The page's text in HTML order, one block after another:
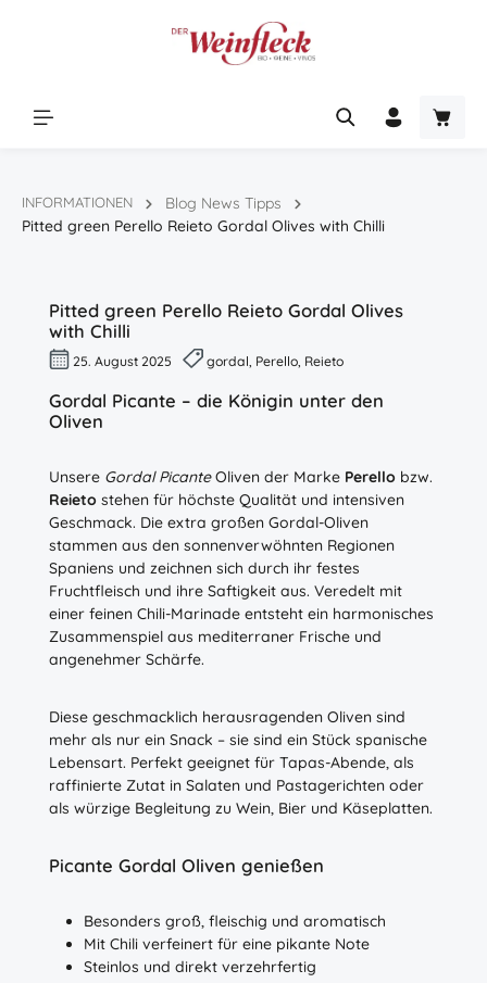
INFORMATIONEN
Blog News Tipps
Pitted green Perello Reieto Gordal Olives with Chilli
Pitted green Perello Reieto Gordal Olives
with Chilli
25. August 2025 gordal, Perello, Reieto
Gordal Picante – die Königin unter den
Oliven
Unsere Gordal PicanteOliven der Marke Perello bzw.
Reieto stehen für höchste Qualität und intensiven
Geschmack. Die extra großen Gordal-Oliven
stammen aus den sonnenverwöhnten Regionen
Spaniens und zeichnen sich durch ihr festes
Fruchtfleisch und ihre Saftigkeit aus. Veredelt mit
einer feinen Chili-Marinade entsteht ein harmonisches
Zusammenspiel aus mediterraner Frische und
angenehmer Schärfe.
Diese geschmacklich herausragenden Oliven sind
mehr als nur ein Snack – sie sind ein Stück spanische
Lebensart. Perfekt geeignet für Tapas-Abende, als
raffinierte Zutat in Salaten und Pastagerichten oder
als würzige Begleitung zu Wein, Bier und Käseplatten.
Picante Gordal Oliven genießen
Besonders groß, fleischig und aromatisch
Mit Chili verfeinert für eine pikante Note
Steinlos und direkt verzehrfertig